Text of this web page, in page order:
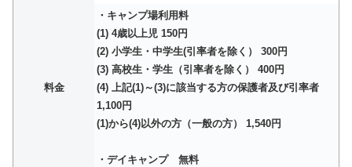
料金
・キャンプ場利用料
(1) 4歳以上児 150円
(2) 小学生・中学生(引率者を除く） 300円
(3) 高校生・学生（引率者を除く） 400円
(4) 上記(1)～(3)に該当する方の保護者及び引率者
1,100円
(1)から(4)以外の方（一般の方） 1,540円
・デイキャンプ 無料